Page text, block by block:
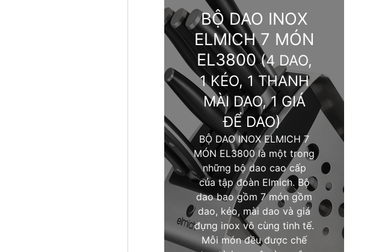
BỘ DAO INOX
ELMICH 7 MÓN
EL3800(4 DAO,
1 KÉO, 1 THANH
MÀI DAO, 1 GIÁ
ĐỂ DAO)
BỘ DAO INOX ELMICH 7
MÓN EL3800 là một trong
những bộ dao cao cấp
của tập đoàn Elmich. Bộ
dao bao gồm 7 món gồm
dao, kéo, mài dao và giá
đựng inox vô cùng tinh tế.
Mỗi món đều được chế